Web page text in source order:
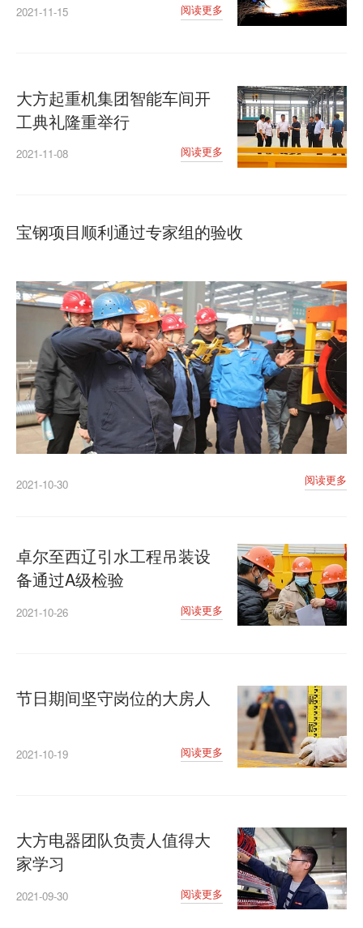
2021-11-15 阅读更多
大方起重机集团智能车间开
工典礼隆重举行
2021-11-08 阅读更多
宝钢项目顺利通过专家组的验收
2021-10-30 阅读更多
卓尔至西辽引水工程吊装设
备通过A级检验
2021-10-26 阅读更多
节日期间坚守岗位的大房人
2021-10-19 阅读更多
大方电器团队负责人值得大
家学习
2021-09-30 阅读更多